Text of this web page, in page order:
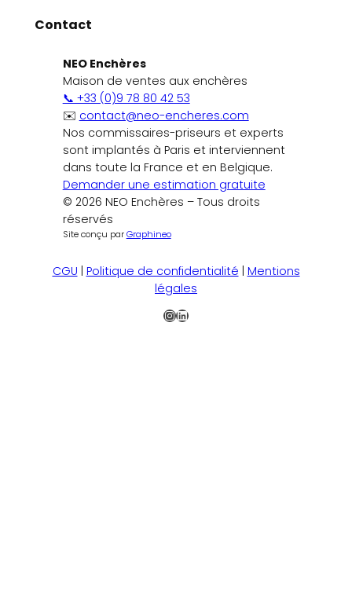
Contact
NEO Enchères
Maison de ventes aux enchères
📞 +33 (0)9 78 80 42 53
✉️ contact@neo-encheres.com
Nos commissaires-priseurs et experts
sont implantés à Paris et interviennent
dans toute la France et en Belgique.
Demander une estimation gratuite
© 2026 NEO Enchères – Tous droits
réservés
Site conçu parGraphineo
CGU Politique de confidentialité Mentions
légales
Instagram
LinkedIn